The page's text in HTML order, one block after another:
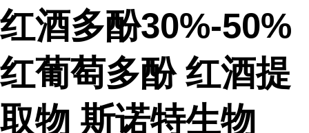
红酒多酚30%-50%
红葡萄多酚 红酒提
取物 斯诺特生物